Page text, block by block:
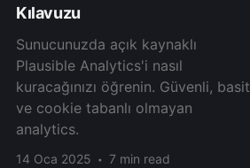
Kılavuzu
Sunucunuzda açık kaynaklı
Plausible Analytics'i nasıl
kuracağınızı öğrenin. Güvenli, basit
ve cookie tabanlı olmayan
analytics.
14 Oca 2025 7 min read